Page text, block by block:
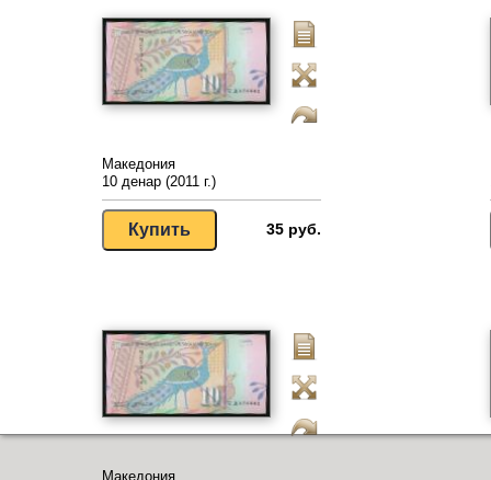
Македония
10 денар (2011 г.)
35 руб.
Македония